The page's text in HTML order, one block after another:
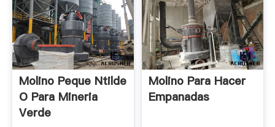
Molino Peque Ntilde
O Para Mineria
Verde
Molino Para Hacer
Empanadas